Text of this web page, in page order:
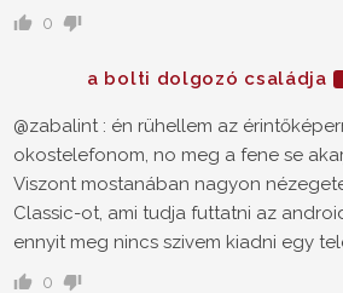
0
a bolti dolgozó családja
@zabalint : én rühellem az
okostelefonom, no meg a fene se
Viszont mostanában nagyon
Classic-ot, ami tudja futtatni az
ennyit meg nincs szivem kiadni egy
0